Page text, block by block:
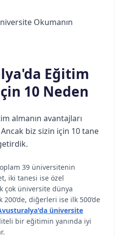
Eğitim
10 Neden
almanın avantajları
biz sizin için 10 tane
39 üniversitenin
iki tanesi ise özel
çok üniversite dünya
200’de, diğerleri ise ilk 500’de
üniversite
bir eğitimin yanında iyi